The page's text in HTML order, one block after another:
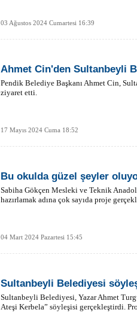
03 Ağustos 2024 Cumartesi 16:39
Ahmet Cin'den Sultanbeyli
Pendik Belediye Başkanı Ahmet Cin,
ziyaret etti.
17 Mayıs 2024 Cuma 18:52
Bu okulda güzel şeyler
Sabiha Gökçen Mesleki ve Teknik
hazırlamak adına çok sayıda proje
04 Mart 2024 Pazartesi 15:45
Sultanbeyli Belediyesi
Sultanbeyli Belediyesi, Yazar Ahmet
Ateşi Kerbela” söyleşisi gerçekleştirdi.